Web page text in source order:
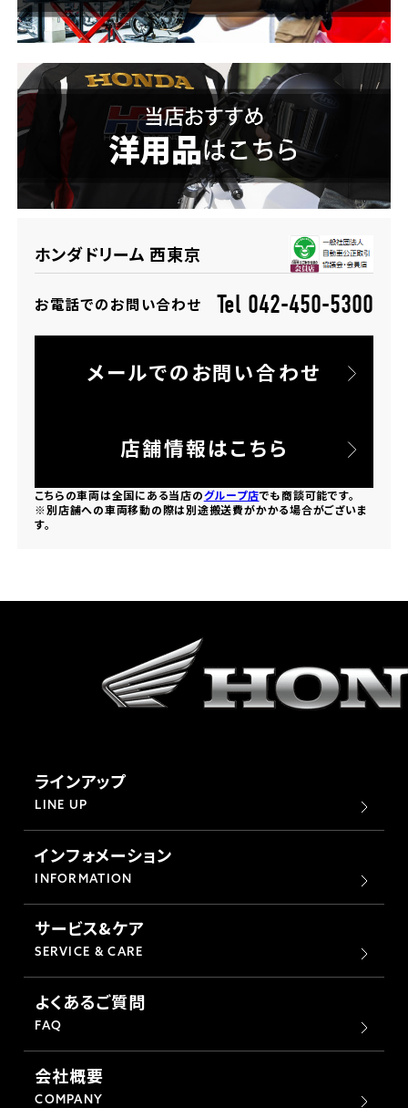
ホンダドリーム 西東京
お電話でのお問い合わせ Tel 042-450-5300
メールでのお問い合わせ
店舗情報はこちら
こちらの車両は全国にある当店のグループ店でも商談可能です。
※別店舗への車両移動の際は別途搬送費がかかる場合がございま
す。
ラインアップ
LINE UP
インフォメーション
INFORMATION
サービス&ケア
SERVICE & CARE
よくあるご質問
FAQ
会社概要
COMPANY
ホンダドリーム 船橋
ホンダドリーム 松戸
ホンダドリーム 蘇我
埼玉県
ホンダドリーム 所沢
ホンダドリーム 大宮
ホンダドリーム 水戸北
奈良県
ホンダドリーム 奈良